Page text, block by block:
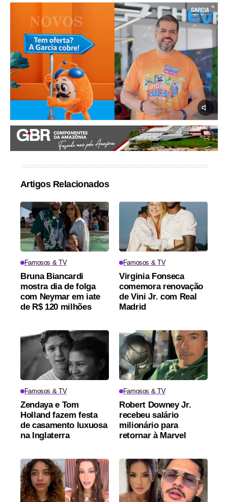
Artigos Relacionados
Famosos & TV
Bruna Biancardi
mostra dia de folga
com Neymar em iate
de R$ 120 milhões
Famosos & TV
Virginia Fonseca
comemora renovação
de Vini Jr. com Real
Madrid
Famosos & TV
Zendaya e Tom
Holland fazem festa
de casamento luxuosa
na Inglaterra
Famosos & TV
Robert Downey Jr.
recebeu salário
milionário para
retornar à Marvel